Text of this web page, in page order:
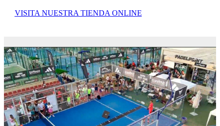
VISITA NUESTRA TIENDA ONLINE